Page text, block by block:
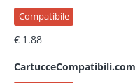
Compatibile
€ 1.88
CartucceCompatibili.com